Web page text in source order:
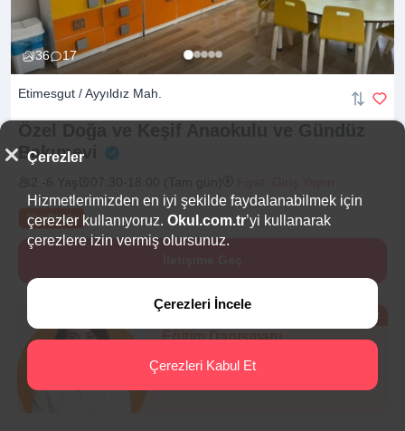
36 17
Etimesgut / Ayyıldız Mah.
Bakımevi
Yaz Okulu
Eğitim Danışmanı
Sana en uygun
Çerezler
Hizmetlerimizden en iyi şekilde faydalanabilmek için
çerezler kullanıyoruz. Okul.com.tr’yi kullanarak
çerezlere izin vermiş olursunuz.
Çerezleri İncele
Çerezleri Kabul Et